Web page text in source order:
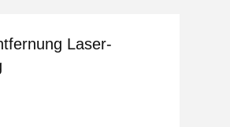
Laser-